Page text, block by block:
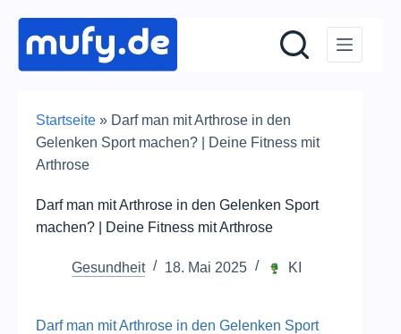
Inhalt
springen
Startseite » Darf man mit Arthrose in den
Gelenken Sport machen? | Deine Fitness mit
Arthrose
Darf man mit Arthrose in den Gelenken Sport
machen? | Deine Fitness mit Arthrose
Gesundheit 18. Mai 2025 KI
Darf man mit Arthrose in den Gelenken Sport